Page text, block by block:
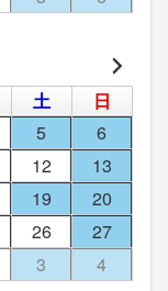
土
日
5
6
12
13
19
20
26
27
3 4